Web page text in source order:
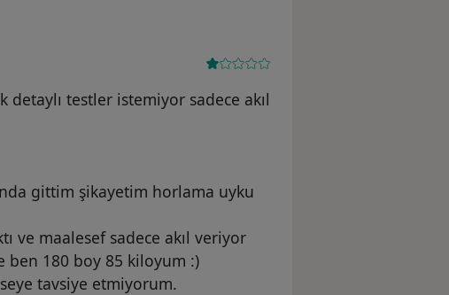
testler istemiyor sadece akıl
gittim şikayetim horlama uyku
ve maalesef sadece akıl veriyor
ben 180 boy 85 kiloyum :)
tavsiye etmiyorum.